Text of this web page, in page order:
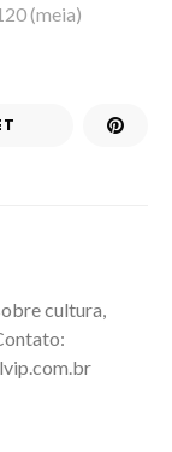
(meia)
cultura,